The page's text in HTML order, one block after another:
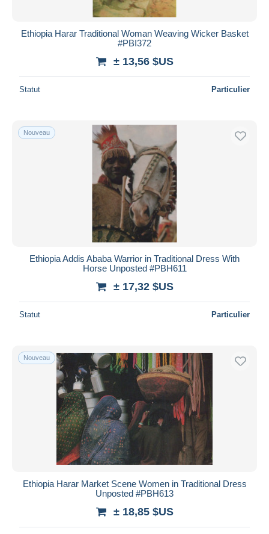
Ethiopia Harar Traditional Woman Weaving Wicker Basket
#PBI372
± 13,56 $US
Statut Particulier
Nouveau
Ethiopia Addis Ababa Warrior in Traditional Dress With
Horse Unposted #PBH611
± 17,32 $US
Statut Particulier
Nouveau
Ethiopia Harar Market Scene Women in Traditional Dress
Unposted #PBH613
± 18,85 $US